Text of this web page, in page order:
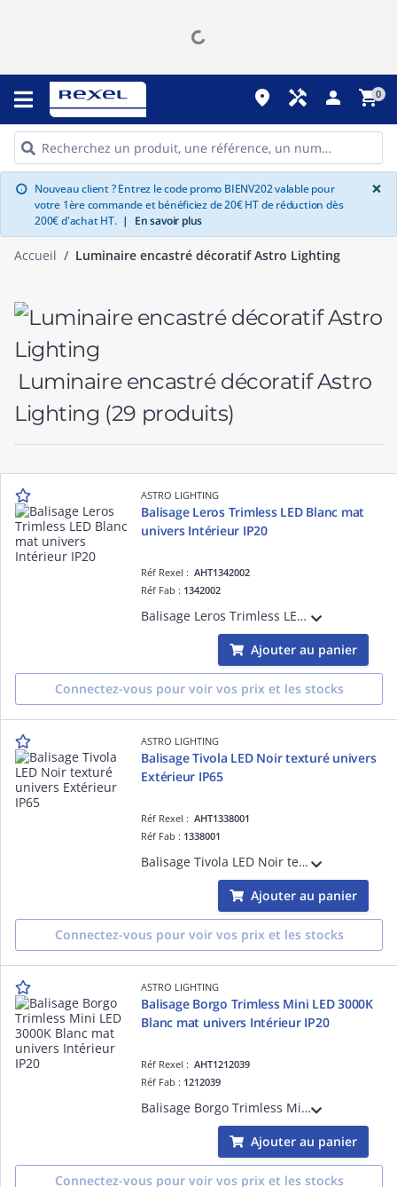
place handyman person shopping_cart0
info Nouveau client ? Entrez le code promo BIENV202 valable pour
votre 1ère commande et bénéficiez de 20€ HT de réduction dès
200€ d'achat HT. | En savoir plus
×
Accueil Luminaire encastré décoratif Astro Lighting
Luminaire encastré décoratif Astro
Lighting (29 produits)
ASTRO LIGHTING
Balisage Leros Trimless LED Blanc mat
univers Intérieur IP20
Réf Rexel :AHT1342002
Réf Fab : 1342002
Balisage Leros Trimless LED Blanc mat référence 1342002 univers Intérieur source incluse 1 x 1W LED dimmable driver requis IP20 Classe III - Basse tension Zone 3
Ajouter au panier
Connectez-vous pour voir vos prix et les stocks
ASTRO LIGHTING
Balisage Tivola LED Noir texturé univers
Extérieur IP65
Réf Rexel :AHT1338001
Réf Fab : 1338001
Balisage Tivola LED Noir texturé référence 1338001 univers Extérieur source incluse 1 x 2W LED dimmable driver requis IP65 Classe III - Basse tension Zone 1, 2, 3
Ajouter au panier
Connectez-vous pour voir vos prix et les stocks
ASTRO LIGHTING
Balisage Borgo Trimless Mini LED 3000K
Blanc mat univers Intérieur IP20
Réf Rexel :AHT1212039
Réf Fab : 1212039
Balisage Borgo Trimless Mini LED 3000K Blanc mat référence 1212039 univers Intérieur source incluse 1 x 1W LED dimmable driver requis IP20 Classe III - Basse tension Zone 3
Ajouter au panier
Connectez-vous pour voir vos prix et les stocks